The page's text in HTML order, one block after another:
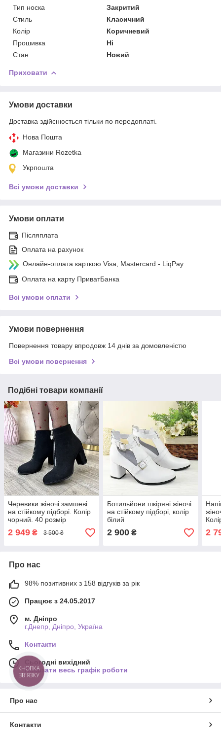
Тип носка
Закритий
Стиль
Класичний
Колір
Коричневий
Прошивка
Ні
Стан
Новий
Приховати
Умови доставки
Доставка здійснюється тільки по передоплаті.
Нова Пошта
Магазини Rozetka
Укрпошта
Всі умови доставки
Умови оплати
Післяплата
Оплата на рахунок
Онлайн-оплата карткою Visa, Mastercard - LiqPay
Оплата на карту ПриватБанка
Всі умови оплати
Умови повернення
Повернення товару впродовж 14 днів за домовленістю
Всі умови повернення
Подібні товари компанії
Черевики жіночі замшеві
на стійкому підборі. Колір
чорний. 40 розмір
2 949 ₴ 3 500 ₴
Ботильйони шкіряні жіночі
на стійкому підборі, колір
білий
2 900₴
41
2
Про нас
98% позитивних з 158 відгуків за рік
Працює з 24.05.2017
м. Дніпро
г.Днепр, Дніпро, Україна
Контакти
Сьогодні вихідний
Показати весь графік роботи
Про нас
Контакти
КНОПКА
ЗВ'ЯЗКУ